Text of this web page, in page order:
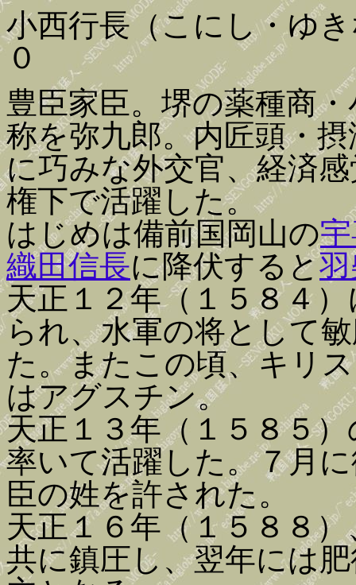
小西行長（こにし・ゆ
０
豊臣家臣。堺の薬種商
称を弥九郎。内匠頭・
に巧みな外交官、経済
権下で活躍した。
はじめは備前国岡山の
織田信長に降伏すると
天正１２年（１５８４
られ、水軍の将として
た。またこの頃、キリ
はアグスチン。
天正１３年（１５８５）
率いて活躍した。７月
臣の姓を許された。
天正１６年（１５８８
共に鎮圧し、翌年には